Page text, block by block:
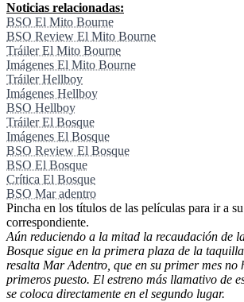
Noticias relacionadas:
BSO El Mito Bourne
BSO Review El Mito Bourne
Tráiler El Mito Bourne
Imágenes El Mito Bourne
Tráiler Hellboy
Imágenes Hellboy
BSO Hellboy
Tráiler El Bosque
Imágenes El Bosque
BSO Review El Bosque
BSO El Bosque
Crítica El Bosque
BSO Mar adentro
Pincha en los títulos de las películas para ir a
correspondiente.
Aún reduciendo a la mitad la recaudación de
Bosque sigue en la primera plaza de la
resalta Mar Adentro, que en su primer mes no
primeros puesto. El estreno más llamativo de
se coloca directamente en el segundo lugar.